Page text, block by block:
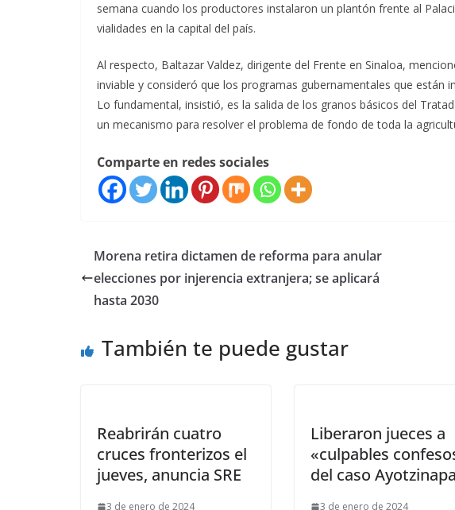
semana cuando los productores instalaron un plantón frente al
vialidades en la capital del país.
Al respecto, Baltazar Valdez, dirigente del Frente en Sinaloa,
inviable y consideró que los programas gubernamentales que están
Lo fundamental, insistió, es la salida de los granos básicos del
un mecanismo para resolver el problema de fondo de toda la
Comparte en redes sociales
Morena retira dictamen de reforma para anular
elecciones por injerencia extranjera; se aplicará
hasta 2030
También te puede gustar
Reabrirán cuatro
cruces fronterizos el
jueves, anuncia SRE
3 de enero de 2024
Liberaron jueces a
«culpables
del caso Ayotzinapa
3 de enero de 2024